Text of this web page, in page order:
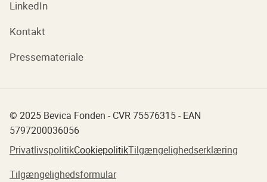
LinkedIn
Kontakt
Pressemateriale
© 2025 Bevica Fonden - CVR 75576315 - EAN
5797200036056
PrivatlivspolitikCookiepolitikTilgængelighedserklæring
Tilgængelighedsformular